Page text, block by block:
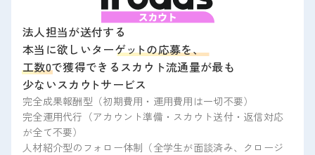
法人担当が送付する
本当に欲しいターゲットの応募を、
工数0で獲得できるスカウト流通量が最も
少ないスカ ウトサービス
完全成果報酬型（初期費用・運用費用は一切不要）
完全運用代行（アカウント準備・スカウト送付・返信対応
が全て不要）
人材紹介型のフォロー体制（全学生が面談済み、クロージ